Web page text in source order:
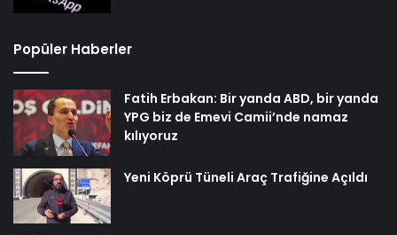
Popüler Haberler
Fatih Erbakan: Bir yanda ABD, bir yanda
YPG biz de Emevi Camii’nde namaz
kılıyoruz
Yeni Köprü Tüneli Araç Trafiğine Açıldı